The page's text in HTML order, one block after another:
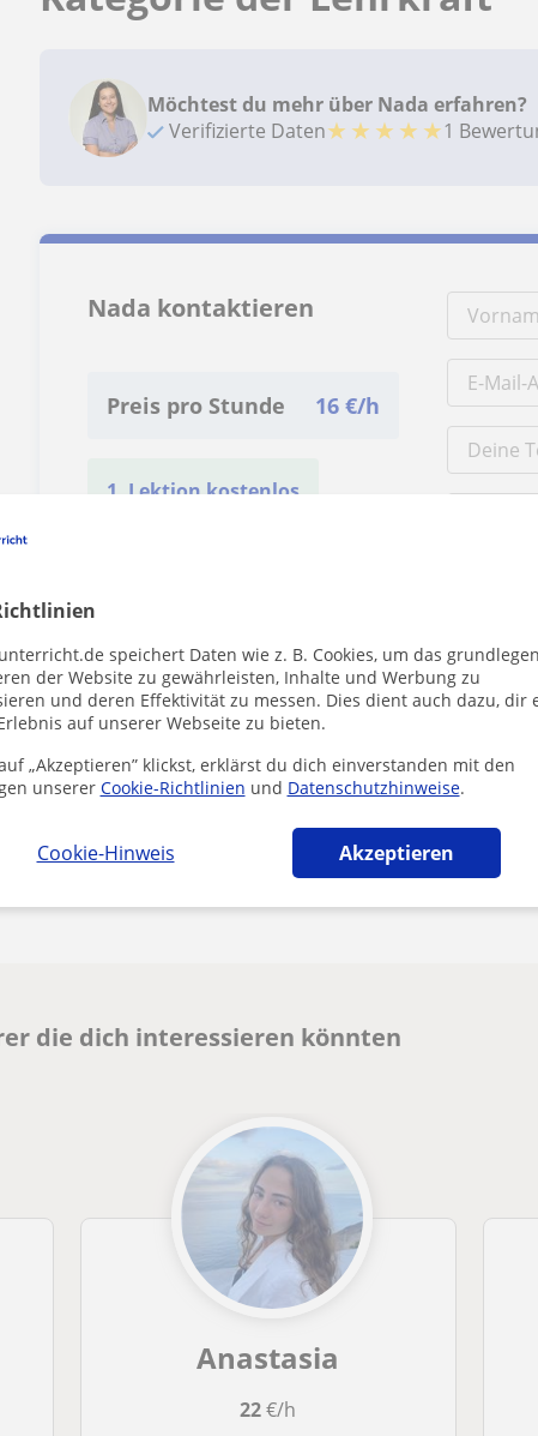
speichert Daten wie z. B. Cookies, um das
der Website zu gewährleisten, Inhalte und Werbung zu
und deren Effektivität zu messen. Dies dient auch dazu, dir
auf unserer Webseite zu bieten.
„Akzeptieren” klickst, erklärst du dich einverstanden mit den
unserer Cookie-Richtlinien und Datenschutzhinweise.
Cookie-Hinweis Akzeptieren
Möchtest du mehr über Nada erfahren?
Verifizierte Daten★ ★ ★ ★ ★1
Nada kontaktieren
Preis pro Stunde 16 €/h
1. Lektion kostenlos
Durch
Impressum
Enthält dieses Profil einen Fehler?Melden
die dich interessieren könnten
Anastasia
22€/h